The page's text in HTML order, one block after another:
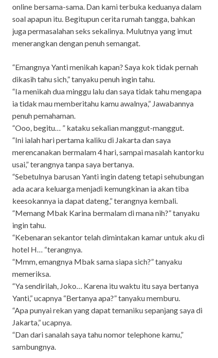
online bersama-sama. Dan kami terbuka keduanya dalam
soal apapun itu. Begitupun cerita rumah tangga, bahkan
juga permasalahan seks sekalinya. Mulutnya yang imut
menerangkan dengan penuh semangat.
“Emangnya Yanti menikah kapan? Saya kok tidak pernah
dikasih tahu sich,” tanyaku penuh ingin tahu.
“Ia menikah dua minggu lalu dan saya tidak tahu mengapa
ia tidak mau memberitahu kamu awalnya,” Jawabannya
penuh pemahaman.
“Ooo, begitu… ” kataku sekalian manggut-manggut.
“Ini ialah hari pertama kaliku di Jakarta dan saya
merencanakan bermalam 4 hari, sampai masalah kantorku
usai,” terangnya tanpa saya bertanya.
“Sebetulnya barusan Yanti ingin dateng tetapi sehubungan
ada acara keluarga menjadi kemungkinan ia akan tiba
keesokannya ia dapat dateng,” terangnya kembali.
“Memang Mbak Karina bermalam di mana nih?” tanyaku
ingin tahu.
“Kebenaran sekantor telah dimintakan kamar untuk aku di
hotel H… “terangnya.
“Mmm, emangnya Mbak sama siapa sich?” tanyaku
memeriksa.
“Ya sendirilah, Joko… Karena itu waktu itu saya bertanya
Yanti,” ucapnya “Bertanya apa?” tanyaku memburu.
“Apa punyai rekan yang dapat temaniku sepanjang saya di
Jakarta,” ucapnya.
“Dan dari sanalah saya tahu nomor telephone kamu,”
sambungnya.